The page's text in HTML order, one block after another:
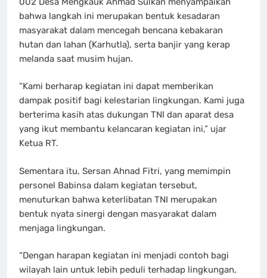
bahwa langkah ini merupakan bentuk kesadaran
masyarakat dalam mencegah bencana kebakaran
hutan dan lahan (Karhutla), serta banjir yang kerap
melanda saat musim hujan.
“Kami berharap kegiatan ini dapat memberikan
dampak positif bagi kelestarian lingkungan. Kami juga
berterima kasih atas dukungan TNI dan aparat desa
yang ikut membantu kelancaran kegiatan ini,” ujar
Ketua RT.
Sementara itu, Sersan Ahnad Fitri, yang memimpin
personel Babinsa dalam kegiatan tersebut,
menuturkan bahwa keterlibatan TNI merupakan
bentuk nyata sinergi dengan masyarakat dalam
menjaga lingkungan.
“Dengan harapan kegiatan ini menjadi contoh bagi
wilayah lain untuk lebih peduli terhadap lingkungan,